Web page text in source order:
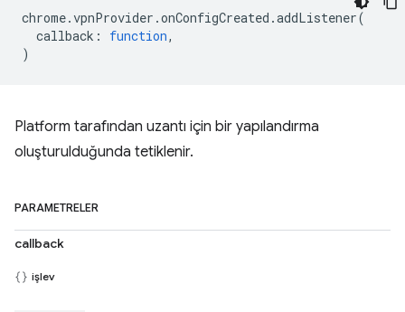
chrome.vpnProvider .onConfigCreated .addListener(
callback : function,
)
Platform tarafından uzantı için bir yapılandırma
oluşturulduğunda tetiklenir.
PARAMETRELER
callback
işlev